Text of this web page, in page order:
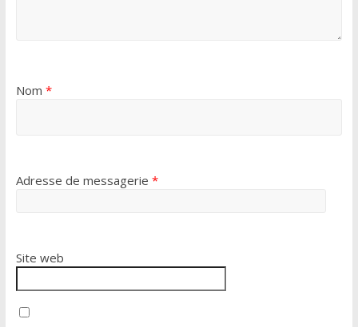
Nom *
Adresse de messagerie *
Site web